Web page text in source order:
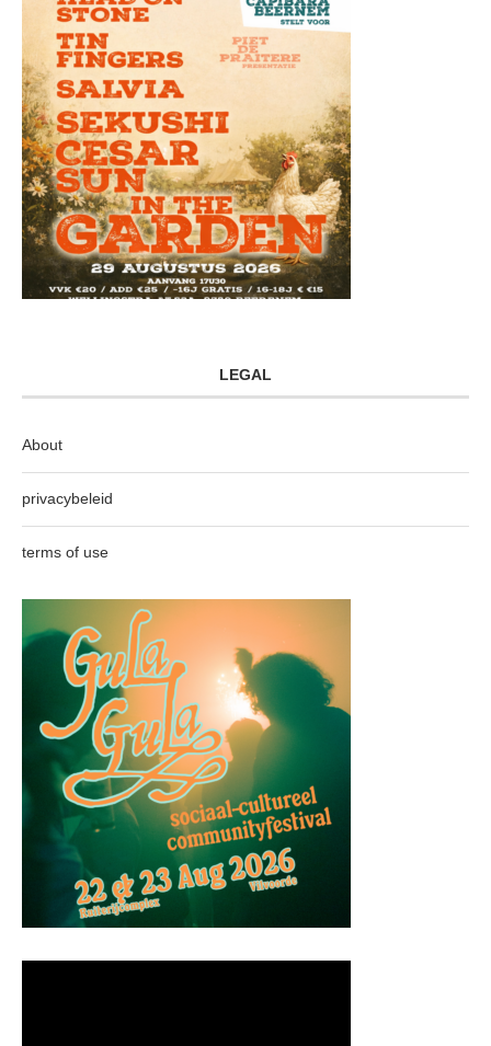
LEGAL
About
privacybeleid
terms of use